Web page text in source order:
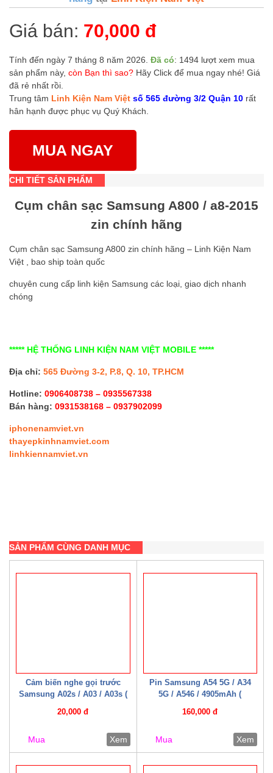
Giá bán: 70,000 đ
Tính đến ngày 7 tháng 8 năm 2026. Đã có: 1494 lượt xem mua
sản phẩm này, còn Bạn thì sao? Hãy Click để mua ngay nhé! Giá
đã rẻ nhất rồi.
Trung tâm Linh Kiện Nam Việt số 565 đường 3/2 Quận 10 rất
hân hạnh được phục vụ Quý Khách.
MUA NGAY
CHI TIẾT SẢN PHẨM
Cụm chân sạc Samsung A800 / a8-2015
zin chính hãng
Cụm chân sạc Samsung A800 zin chính hãng – Linh Kiện Nam
Việt , bao ship toàn quốc
chuyên cung cấp linh kiện Samsung các loại, giao dịch nhanh
chóng
***** HỆ THỐNG LINH KIỆN NAM VIỆT MOBILE *****
Địa chỉ: 565 Đường 3-2, P.8, Q. 10, TP.HCM
Hotline: 0906408738 – 0935567338
Bán hàng: 0931538168 – 0937902099
iphonenamviet.vn
thayepkinhnamviet.com
linhkiennamviet.vn
SẢN PHẨM CÙNG DANH MỤC
Cảm biến nghe gọi trước
Samsung A02s / A03 / A03s (
20,000 đ
Mua Xem
Pin Samsung A54 5G / A34
5G / A546 / 4905mAh (
160,000 đ
Mua Xem